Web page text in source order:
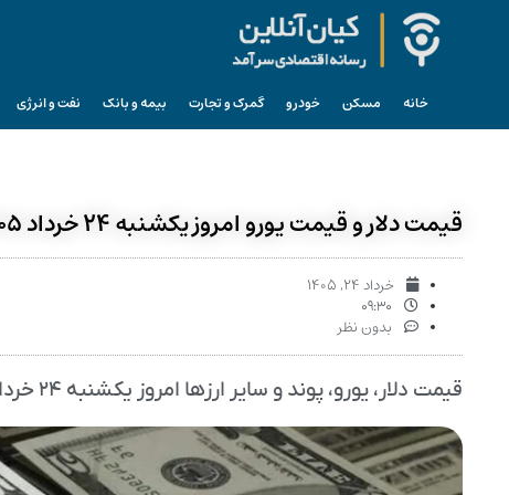
خانه مسکن خودرو گمرک و تجارت بیمه و بانک نفت و انرژی
قیمت دلار و قیمت یورو امروز یکشنبه ۲۴ خرداد ۱۴۰۵ + جدول
خرداد ۲۴, ۱۴۰۵
۰۹:۳۰
بدون نظر
قیمت دلار، یورو، پوند و سایر ارز‌ها امروز یکشنبه ۲۴ خرداد ۱۴۰۵ را می‌توانید در جدول زیر مشاهده نمایید.